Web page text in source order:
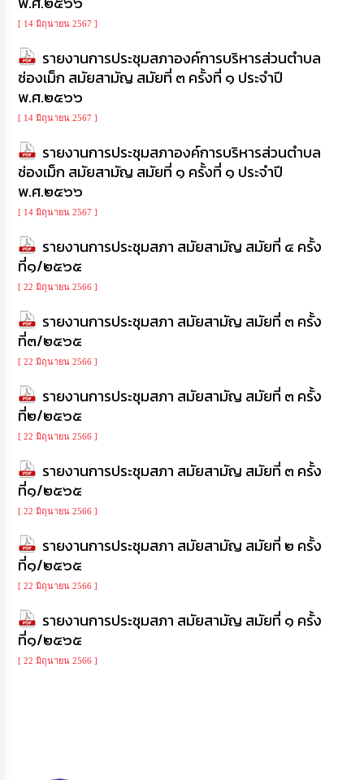
[ 14 มิถุนายน 2567 ]
รายงานการประชุมสภาองค์การบริหารส่วนตำบล
ช่องเม็ก สมัยสามัญ สมัยที่ ๓ ครั้งที่ ๑ ประจำปี
พ.ศ.๒๕๖๖
[ 14 มิถุนายน 2567 ]
รายงานการประชุมสภาองค์การบริหารส่วนตำบล
ช่องเม็ก สมัยสามัญ สมัยที่ ๑ ครั้งที่ ๑ ประจำปี
พ.ศ.๒๕๖๖
[ 14 มิถุนายน 2567 ]
รายงานการประชุมสภา สมัยสามัญ สมัยที่ ๔ ครั้ง
ที่๑/๒๕๖๕
[ 22 มิถุนายน 2566 ]
รายงานการประชุมสภา สมัยสามัญ สมัยที่ ๓ ครั้ง
ที่๓/๒๕๖๕
[ 22 มิถุนายน 2566 ]
รายงานการประชุมสภา สมัยสามัญ สมัยที่ ๓ ครั้ง
ที่๒/๒๕๖๕
[ 22 มิถุนายน 2566 ]
รายงานการประชุมสภา สมัยสามัญ สมัยที่ ๓ ครั้ง
ที่๑/๒๕๖๕
[ 22 มิถุนายน 2566 ]
รายงานการประชุมสภา สมัยสามัญ สมัยที่ ๒ ครั้ง
ที่๑/๒๕๖๕
[ 22 มิถุนายน 2566 ]
รายงานการประชุมสภา สมัยสามัญ สมัยที่ ๑ ครั้ง
ที่๑/๒๕๖๕
[ 22 มิถุนายน 2566 ]